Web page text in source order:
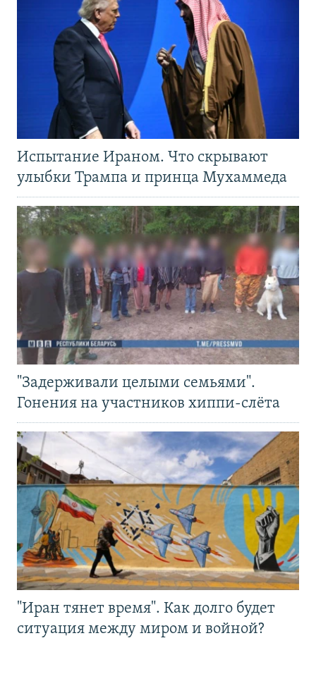
Испытание Ираном. Что скрывают
улыбки Трампа и принца Мухаммеда
"Задерживали целыми семьями".
Гонения на участников хиппи-слёта
"Иран тянет время". Как долго будет
ситуация между миром и войной?